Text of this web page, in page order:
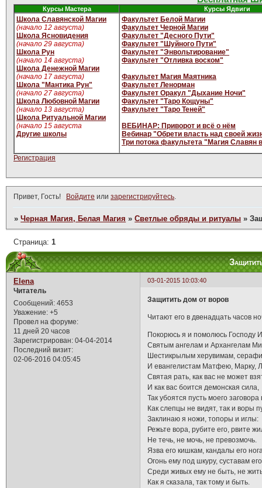
Курсы Мастера Курсы Ядвиги
Школа Славянской Магии
(начало 12 августа)
Школа Ясновидения
(начало 29 августа)
Школа Рун
(начало 14 августа)
Школа Денежной Магии
(начало 17 августа)
Школа "Мантика Рун"
(начало 27 августа)
Школа Любовной Магии
(начало 13 августа)
Школа Ритуальной Магии
(начало 15 августа
Другие школы
Факультет Белой Магии
Факультет Черной Магии
Факультет "Десного Пути"
Факультет "Шуйного Пути"
Факультет "Энвольтирование"
Факультет "Отливка воском"
Факультет Магия Маятника
Факультет Ленорман
Факультет Оракул "Дыхание Ночи"
Факультет "Таро Кощуны"
Факультет "Таро Теней"
ВЕБИНАР: Приворот и всё о нём
Вебинар "Обрети власть над своей
Три потока факультета "Магия Славян
Регистрация
Привет, Гость! Войдите или зарегистрируйтесь
»Черная Магия, Белая Магия »Светлые обряды и ритуалы »
Страница: 1
03-01-2015 10:03:40
Elena
Читатель
Сообщений: 4653
Уважение: +5
Провел на форуме:
11 дней 20 часов
Зарегистрирован: 04-04-2014
Последний визит:
02-06-2016 04:05:45
Защитить дом от воров
Читают его в двенадцать часов
Покорюсь я и помолюсь Господу
Святым ангелам и Архангелам
Шестикрылым херувимам,
И евангелистам Матфею, Марку,
Святая рать, как вас не может
И как вас боится демонская сила,
Так убоятся пусть моего
Как слепцы не видят, так и воры
Заклинаю я ножи, топоры и иглы:
Режьте вора, рубите его, рвите
Не течь, не мочь, не превозмочь.
Язва его кишкам, кандалы его
Огонь ему под шкуру, суставам
Среди живых ему не быть, не
Как я сказала, так тому и быть.